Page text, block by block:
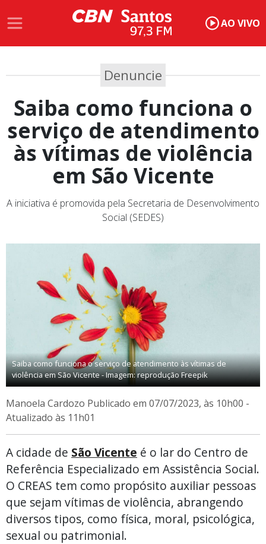
AO VIVO
Denuncie
Saiba como funciona o
serviço de atendimento
às vítimas de violência
em São Vicente
A iniciativa é promovida pela Secretaria de Desenvolvimento
Social (SEDES)
Saiba como funciona o serviço de atendimento às vítimas de
violência em São Vicente - Imagem: reprodução Freepik
Manoela Cardozo Publicado em 07/07/2023, às 10h00 -
Atualizado às 11h01
A cidade de São Vicente é o lar do Centro de
Referência Especializado em Assistência Social.
O CREAS tem como propósito auxiliar pessoas
que sejam vítimas de violência, abrangendo
diversos tipos, como física, moral, psicológica,
sexual ou patrimonial.